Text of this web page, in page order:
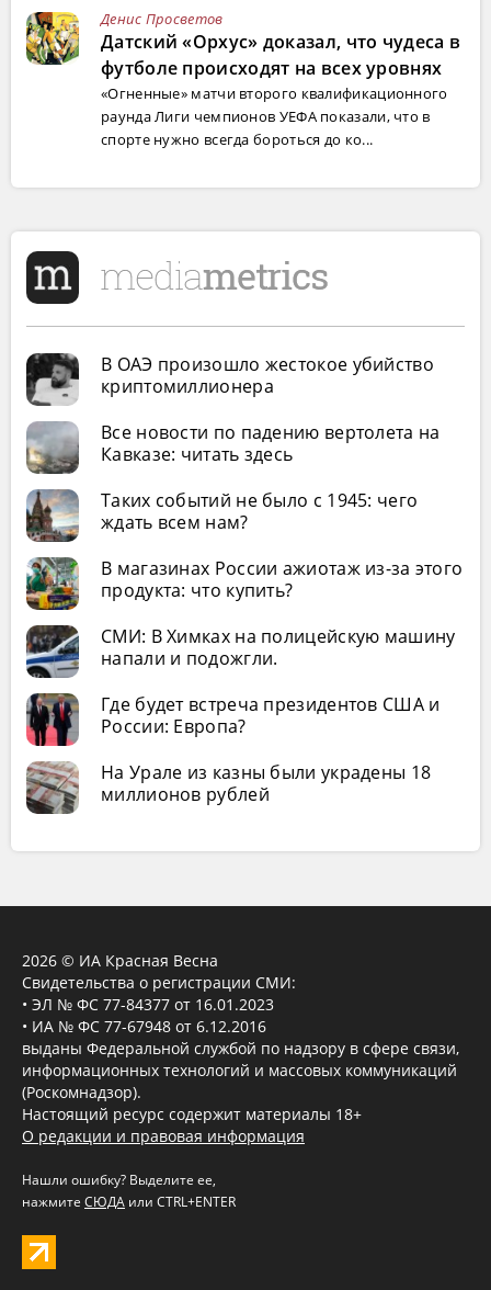
Денис Просветов
Датский «Орхус» доказал, что чудеса в
футболе происходят на всех уровнях
«Огненные» матчи второго квалификационного
раунда Лиги чемпионов УЕФА показали, что в
спорте нужно всегда бороться до ко...
В ОАЭ произошло жестокое убийство
криптомиллионера
Все новости по падению вертолета на
Кавказе: читать здесь
Таких событий не было с 1945: чего
ждать всем нам?
В магазинах России ажиотаж из-за этого
продукта: что купить?
СМИ: В Химках на полицейскую машину
напали и подожгли.
Где будет встреча президентов США и
России: Европа?
На Урале из казны были украдены 18
миллионов рублей
2026 © ИА Красная Весна
Свидетельства о регистрации СМИ:
• ЭЛ № ФС 77-84377 от 16.01.2023
• ИА № ФС 77-67948 от 6.12.2016
выданы Федеральной службой по надзору в сфере связи,
информационных технологий и массовых коммуникаций
(Роскомнадзор).
Настоящий ресурс содержит материалы 18+
О редакции и правовая информация
Нашли ошибку? Выделите ее,
нажмите СЮДА или CTRL+ENTER